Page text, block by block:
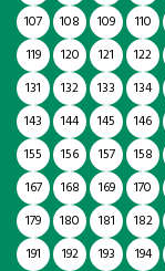
107
108 109 110
119
120 121 122
131
132 133 134
143
144 145 146
155
156 157 158
167
168 169 170
179
180 181 182
191
192 193 194